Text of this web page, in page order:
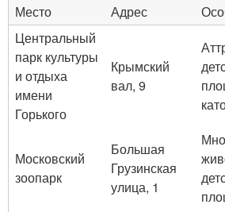
Место Адрес
Центральный
парк культуры
и отдыха
имени
Горького
Крымский
вал, 9
Московский
зоопарк
Большая
Грузинская
улица, 1